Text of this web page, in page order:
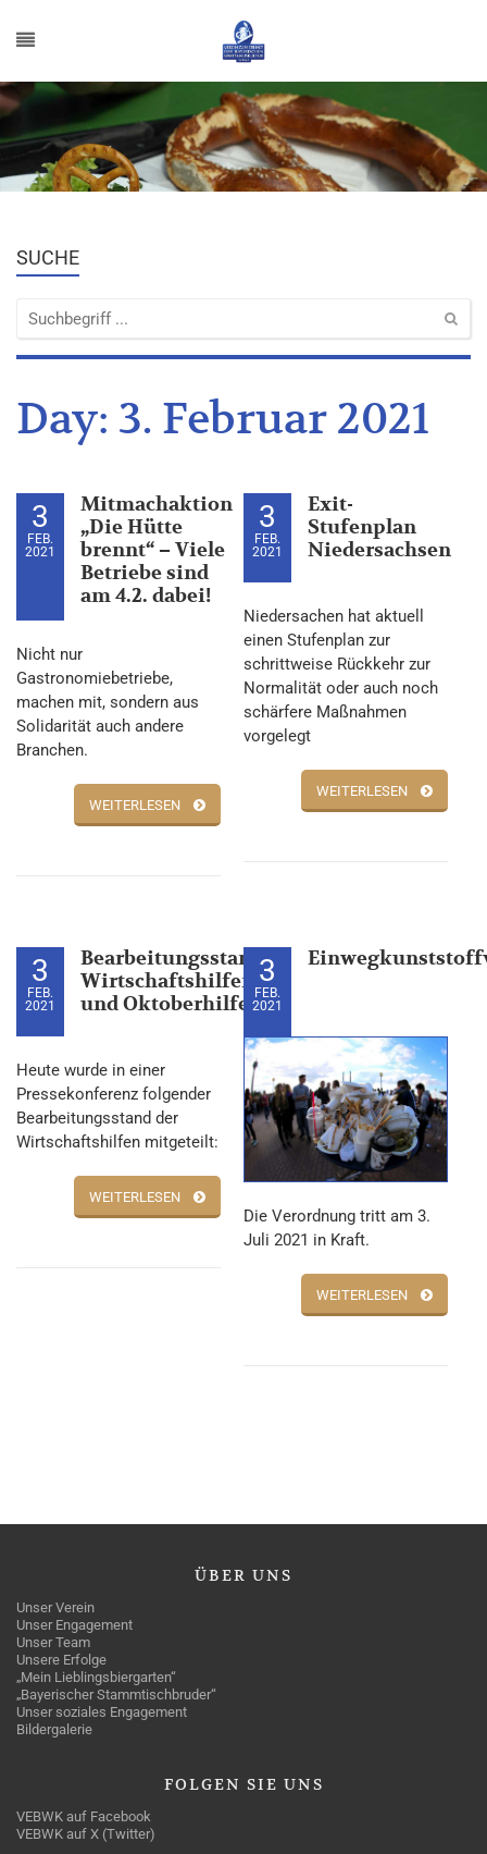
SUCHE
Day: 3. Februar 2021
3
FEB.
2021
Mitmachaktion
„Die Hütte
brennt“ – Viele
Betriebe sind
am 4.2. dabei!
Nicht nur
Gastronomiebetriebe,
machen mit, sondern aus
Solidarität auch andere
Branchen.
WEITERLESEN
3
FEB.
2021
Exit-
Stufenplan
Niedersachsen
Niedersachen hat aktuell
einen Stufenplan zur
schrittweise Rückkehr zur
Normalität oder auch noch
schärfere Maßnahmen
vorgelegt
WEITERLESEN
3
FEB.
2021
Bearbeitungsstand
Wirtschaftshilfen
und Oktoberhilfe
Heute wurde in einer
Pressekonferenz folgender
Bearbeitungsstand der
Wirtschaftshilfen mitgeteilt:
WEITERLESEN
3
FEB.
2021
Die Verordnung tritt am 3.
Juli 2021 in Kraft.
WEITERLESEN
ÜBER UNS
Unser Verein
Unser Engagement
Unser Team
Unsere Erfolge
„Mein Lieblingsbiergarten“
„Bayerischer Stammtischbruder“
Unser soziales Engagement
Bildergalerie
FOLGEN SIE UNS
VEBWK auf Facebook
VEBWK auf X (Twitter)